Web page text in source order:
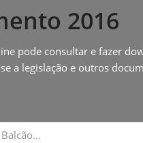
2016
pode consultar e fazer
a legislação e outros